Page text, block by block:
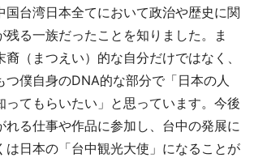
国台湾日本全てにおいて政治や歴史に関
残る一族だったことを知りました。ま
（まつえい）的な自分だけではなく、
つ僕自身のDNA的な部分で「日本の人
ってもらいたい」と思っています。今後
れる仕事や作品に参加し、台中の発展に
は日本の「台中観光大使」になることが